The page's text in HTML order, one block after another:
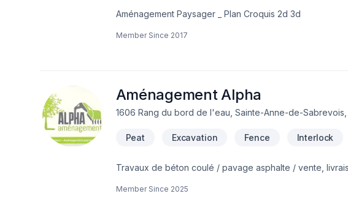
Aménagement Paysager _ Plan Croquis 2d 3d
Member Since 2017
Aménagement Alpha
1606 Rang du bord de l'eau, Sainte-Anne-de-
Peat Excavation Fence Interlock
Travaux de béton coulé / pavage asphalte / vente,
Member Since 2025